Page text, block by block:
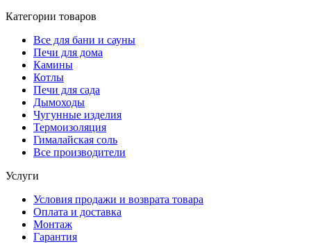
Категории товаров
Все для бани и сауны
Печи для дома
Камины
Котлы
Печи для сада
Дымоходы
Чугунные изделия
Термоизоляция
Гималайская соль
Все производители
Услуги
Условия продажи и возврата товара
Оплата и доставка
Монтаж
Гарантия